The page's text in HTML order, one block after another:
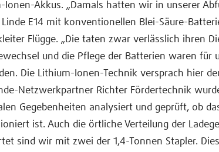
Ionen-Akkus. „Damals hatten wir in unserer
Linde E14 mit konventionellen Blei-Säure-
Flügge. „Die taten zwar verlässlich ihren
und die Pflege der Batterien waren für
Die Lithium-Ionen-Technik versprach hier
Netzwerkpartner Richter Fördertechnik
Gegebenheiten analysiert und geprüft, ob
ist. Auch die örtliche Verteilung der
sind wir mit zwei der 1,4-Tonnen Stapler.